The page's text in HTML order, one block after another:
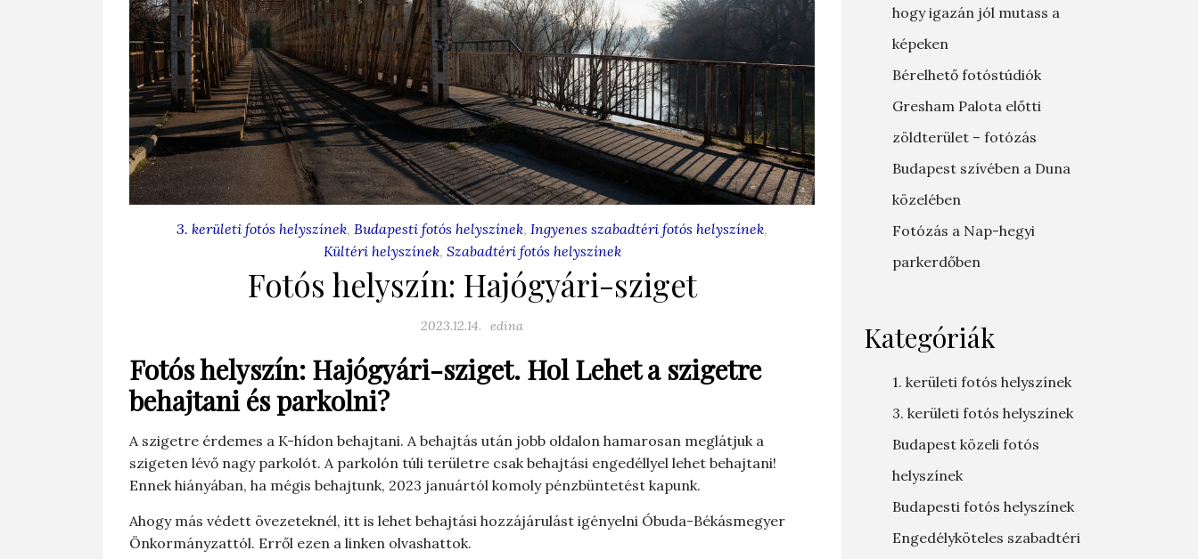
3. kerületi fotós helyszínek, Budapesti fotós helyszínek, Ingyenes szabadtéri fotós helyszínek,
Kültéri helyszínek, Szabadtéri fotós helyszínek
Fotós helyszín: Hajógyári-sziget
2023.12.14. edina
Fotós helyszín: Hajógyári-sziget. Hol Lehet a szigetre
behajtani és parkolni?
A szigetre érdemes a K-hídon behajtani. A behajtás után jobb oldalon hamarosan meglátjuk a
szigeten lévő nagy parkolót. A parkolón túli területre csak behajtási engedéllyel lehet behajtani!
Ennek hiányában, ha mégis behajtunk, 2023 januártól komoly pénzbüntetést kapunk.
Ahogy más védett övezeteknél, itt is lehet behajtási hozzájárulást igényelni Óbuda-Békásmegyer
Önkormányzattól. Erről ezen a linken olvashattok.
hogy igazán jól mutass a
képeken
Bérelhető fotóstúdiók
Gresham Palota előtti
zöldterület – fotózás
Budapest szívében a Duna
közelében
Fotózás a Nap-hegyi
parkerdőben
Kategóriák
1. kerületi fotós helyszínek
3. kerületi fotós helyszínek
Budapest közeli fotós
helyszínek
Budapesti fotós helyszínek
Engedélyköteles szabadtéri